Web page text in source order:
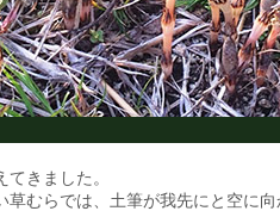
きました。
草むらでは、土筆が我先にと空に